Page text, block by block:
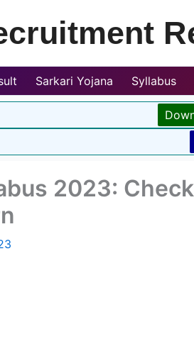
Sarkari Yojana Syllabus
2023: Check